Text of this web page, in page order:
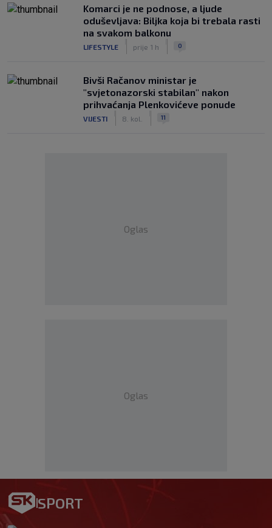
Komarci je ne podnose, a ljude
oduševljava: Biljka koja bi trebala rasti
na svakom balkonu
LIFESTYLE prije 1 h 0
Bivši Račanov ministar je
"svjetonazorski stabilan" nakon
prihvaćanja Plenkovićeve ponude
VIJESTI 8. kol. 11
Oglas
Oglas
SPORT